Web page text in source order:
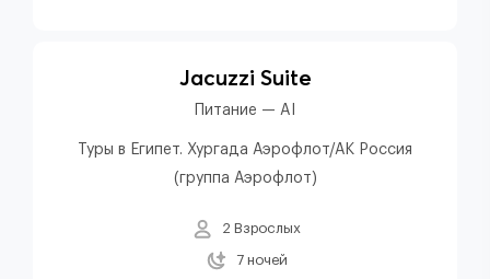
Jacuzzi Suite
Питание — AI
Туры в Египет. Хургада Аэрофлот/АК Россия
(группа Аэрофлот)
2 Взрослых
7 ночей